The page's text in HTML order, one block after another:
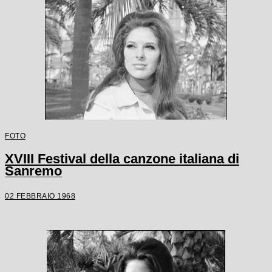
FOTO
XVIII Festival della canzone italiana di
Sanremo
02 FEBBRAIO 1968